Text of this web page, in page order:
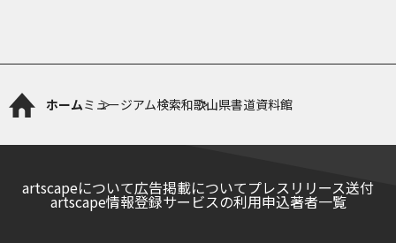
ホームミュージアム検索和歌山県書道資料館
artscapeについて広告掲載についてプレスリリース送付
artscape情報登録サービスの利用申込著者一覧